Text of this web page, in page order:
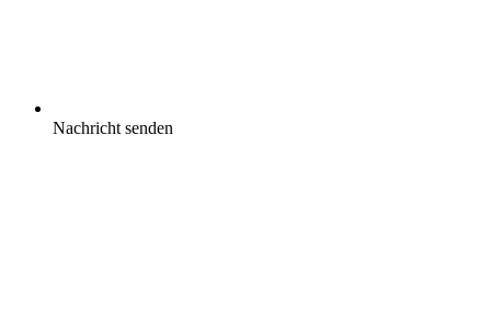
Nachricht senden